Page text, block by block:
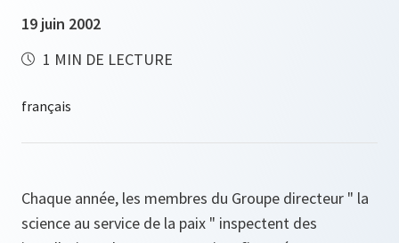
19 juin 2002
1 MIN DE LECTURE
Chaque année, les membres du Groupe directeur " la
science au service de la paix " inspectent des